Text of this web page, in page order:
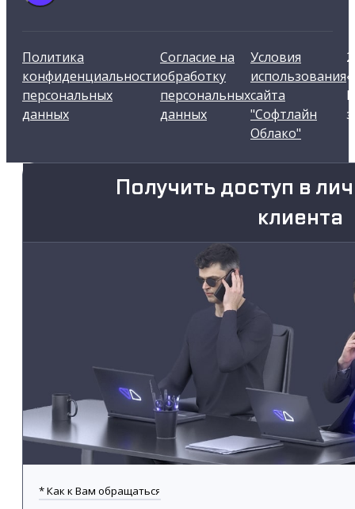
Политика
конфиденциальности
персональных
данных
Согласие на
обработку
персональных
данных
Условия
использования
сайта
"Софтлайн
Облако"
Получить доступ в
клиента